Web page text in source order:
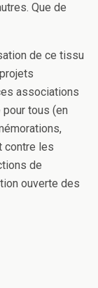
Que de
de ce tissu
associations
tous (en
contre les
de
ouverte des